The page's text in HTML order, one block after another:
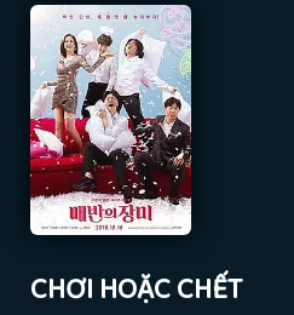
CHƠI HOẶC CHẾT